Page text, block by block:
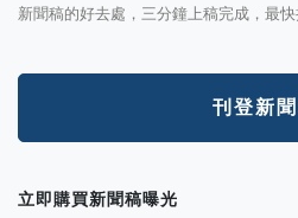
新聞稿的好去處，三分鐘上稿完成，最
刊登新
立即購買新聞稿曝光